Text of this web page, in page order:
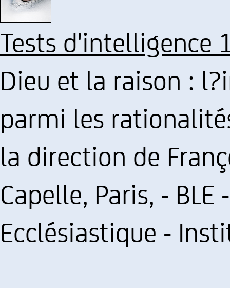
Tests d'intelligence
Dieu et la raison :
parmi les
la direction de
Capelle, Paris, -
Ecclésiastique -